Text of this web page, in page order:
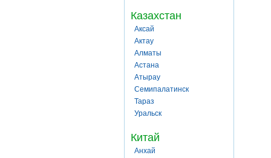
Казахстан
Аксай
Актау
Алматы
Астана
Атырау
Семипалатинск
Тараз
Уральск
Китай
Анхай